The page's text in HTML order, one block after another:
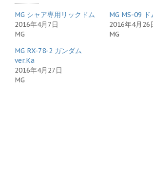
MG シャア専用リックドム
2016年4月7日
MG
MG MS-09 ド
2016年4月26
MG
MG RX-78-2 ガンダム
ver.Ka
2016年4月27日
MG